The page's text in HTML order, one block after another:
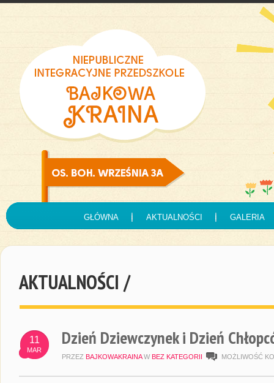
GŁÓWNA AKTUALNOŚCI GALERIA
AKTUALNOŚCI /
11
MAR
Dzień Dziewczynek i Dzień
PRZEZ BAJKOWAKRAINA W BEZ KATEGORII MOŻLIWOŚĆ